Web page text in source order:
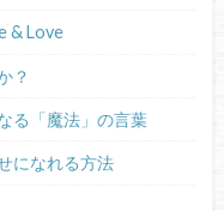
& Love
？
る「魔法」の言葉
になれる方法